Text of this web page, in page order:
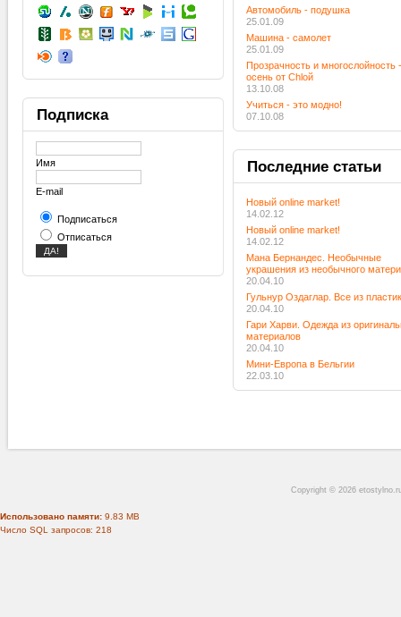
Подписка
Имя
E-mail
Подписаться
Отписаться
Автомобиль - подушка
25.01.09
Машина - самолет
25.01.09
Прозрачность и многослойность -
осень от Chloй
13.10.08
Учиться - это модно!
07.10.08
Последниестатьи
Новый online market!
14.02.12
Новый online market!
14.02.12
Мана Бернандес. Необычные
украшения из необычного
20.04.10
Гульнур Оздаглар. Все из
20.04.10
Гари Харви. Одежда из
материалов
20.04.10
Мини-Европа в Бельгии
22.03.10
Copyright © 2026
Использовано памяти: 9.83 MB
Число SQL запросов: 218